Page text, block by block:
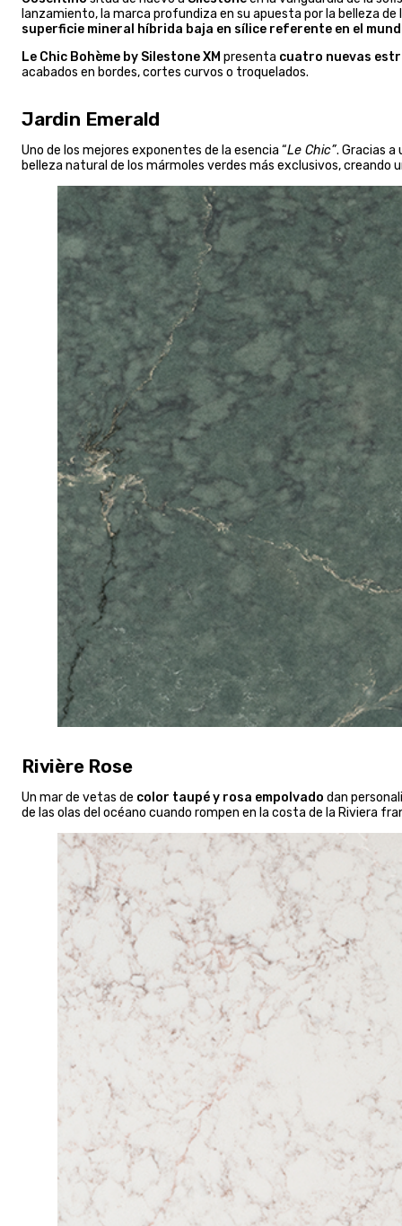
lanzamiento, la marca profundiza en su apuesta por la belleza
superficie mineral híbrida baja en sílice referente en el
Le Chic Bohème by Silestone XM presenta cuatro nuevas
acabados en bordes, cortes curvos o troquelados.
Jardin Emerald
Uno de los mejores exponentes de la esencia “Le Chic”. Gracias
belleza natural de los mármoles verdes más exclusivos,
Rivière Rose
Un mar de vetas de color taupé y rosa empolvado dan
de las olas del océano cuando rompen en la costa de la Riviera